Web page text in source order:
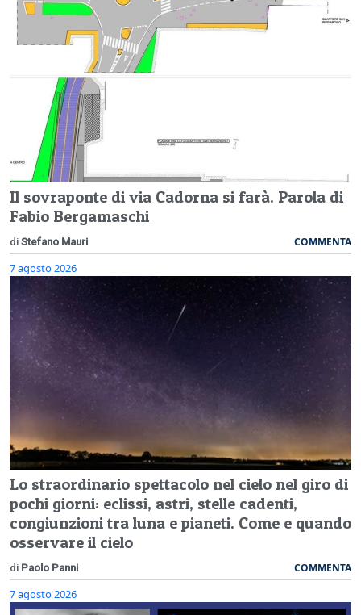
Il sovraponte di via Cadorna si farà. Parola di
Fabio Bergamaschi
di Stefano Mauri COMMENTA
7 agosto 2026
Lo straordinario spettacolo nel cielo nel giro di
pochi giorni: eclissi, astri, stelle cadenti,
congiunzioni tra luna e pianeti. Come e quando
osservare il cielo
di Paolo Panni COMMENTA
7 agosto 2026